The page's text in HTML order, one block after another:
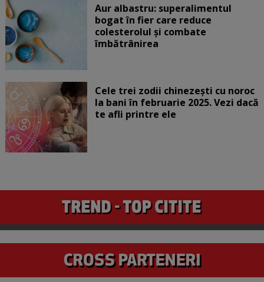
Aur albastru: superalimentul
bogat în fier care reduce
colesterolul și combate
îmbătrânirea
Cele trei zodii chinezești cu noroc
la bani în februarie 2025. Vezi dacă
te afli printre ele